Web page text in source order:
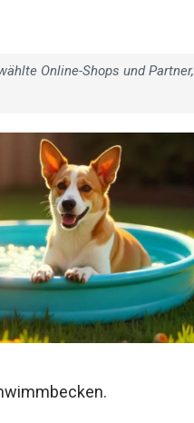
Online-Shops und Partner,